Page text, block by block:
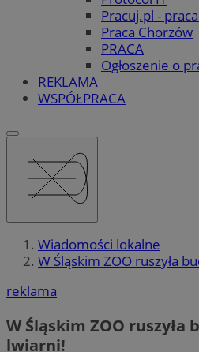
Pracuj.pl -
Praca Chorzów
PRACA
Ogłoszenie o
REKLAMA
WSPÓŁPRACA
Wiadomości lokalne
W Śląskim ZOO ruszyła
reklama
W Śląskim ZOO ruszyła
lwiarni!